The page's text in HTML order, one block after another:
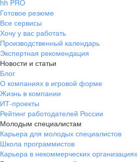
hh PRO
Готовое резюме
Все сервисы
Хочу у вас работать
Производственный календарь
Экспертная рекомендация
Новости и статьи
Блог
О компаниях в игровой форме
Жизнь в компании
ИТ-проекты
Рейтинг работодателей России
Молодым специалистам
Карьера для молодых специалистов
Школа программистов
Карьера в некоммерческих организациях